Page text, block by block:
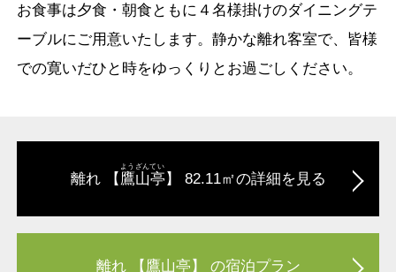
お食事は夕食・朝食ともに４名様掛けのダイニングテ
ーブルにご用意いたします。静かな離れ客室で、皆様
での寛いだひと時をゆっくりとお過ごしください。
離れ 【 鷹山亭
ようざんてい
】 82.11㎡の詳細を見る
離れ 【鷹山亭】 の宿泊プラン